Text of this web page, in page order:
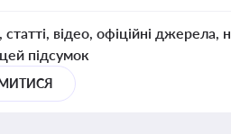
відео, офіційні джерела,
підсумок